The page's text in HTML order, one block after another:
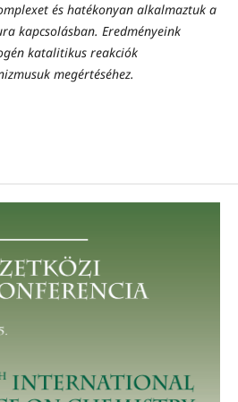
és hatékonyan alkalmaztuk a
kapcsolásban. Eredményeink
katalitikus reakciók
megértéséhez.